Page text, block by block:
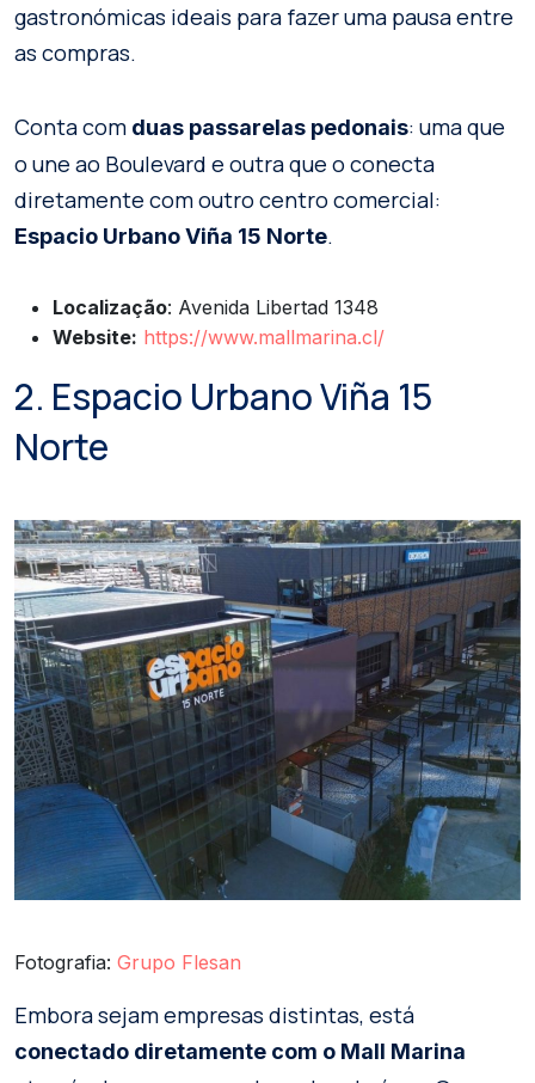
gastronómicas ideais para fazer uma pausa entre
as compras.
Conta com duas passarelas pedonais: uma que
o une ao Boulevard e outra que o conecta
diretamente com outro centro comercial:
Espacio Urbano Viña 15 Norte.
Localização: Avenida Libertad 1348
Website: https://www.mallmarina.cl/
2. Espacio Urbano Viña 15
Norte
Fotografia: Grupo Flesan
Embora sejam empresas distintas, está
conectado diretamente com o Mall Marina